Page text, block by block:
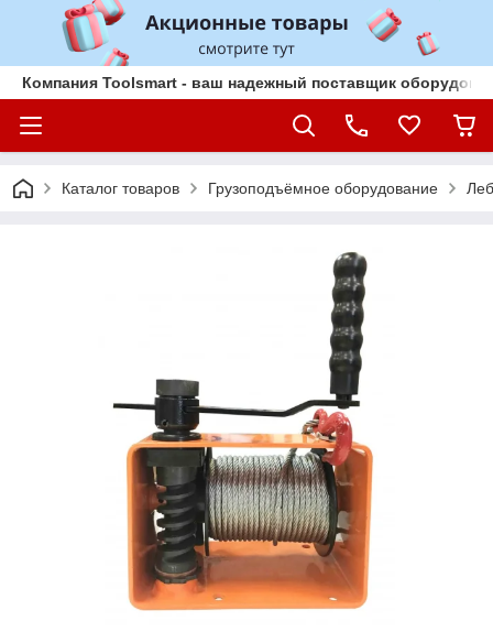
Компания Toolsmart - ваш надежный поставщик
Каталог товаров Грузоподъёмное оборудование